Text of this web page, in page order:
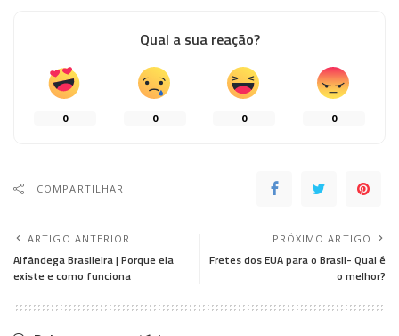
Qual a sua reação?
0 0 0 0
COMPARTILHAR
ARTIGO ANTERIOR
Alfândega Brasileira | Porque ela
existe e como funciona
PRÓXIMO ARTIGO
Fretes dos EUA para o Brasil- Qual é
o melhor?